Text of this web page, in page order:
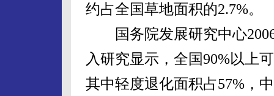
约占全国草地面积的2.7%。
国务院发展研究中心
入研究显示，全国90%以上
其中轻度退化面积占57%，